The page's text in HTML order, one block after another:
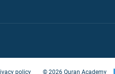
policy ©2026Quran Academy